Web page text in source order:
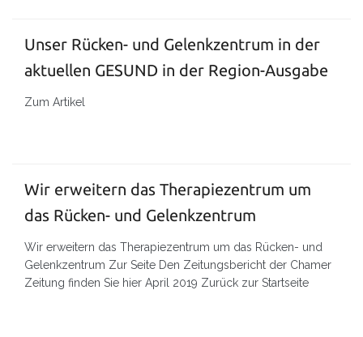
Unser Rücken- und Gelenkzentrum in der
aktuellen GESUND in der Region-Ausgabe
Zum Artikel
Wir erweitern das Therapiezentrum um
das Rücken- und Gelenkzentrum
Wir erweitern das Therapiezentrum um das Rücken- und
Gelenkzentrum Zur Seite Den Zeitungsbericht der Chamer
Zeitung finden Sie hier April 2019 Zurück zur Startseite